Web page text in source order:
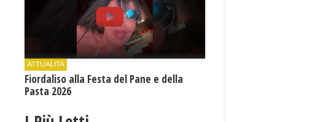
ATTUALITÀ
Fiordaliso alla Festa del Pane e della
Pasta 2026